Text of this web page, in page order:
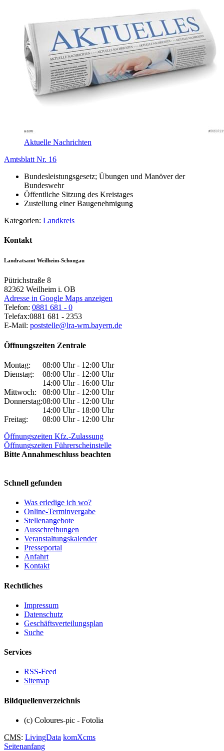
Aktuelle Nachrichten
Amtsblatt Nr. 16
Bundesleistungsgesetz; Übungen und Manöver der
Bundeswehr
Öffentliche Sitzung des Kreistages
Zustellung einer Baugenehmigung
Kategorien: Landkreis
Kontakt
Landratsamt Weilheim-Schongau
Pütrichstraße 8
82362 Weilheim i. OB
Adresse in Google Maps anzeigen
Telefon: 0881 681 - 0
Telefax:0881 681 - 2353
E-Mail: poststelle@lra-wm.bayern.de
Öffnungszeiten Zentrale
Montag:
08:00 Uhr - 12:00 Uhr
Dienstag:
08:00 Uhr - 12:00 Uhr
14:00 Uhr - 16:00 Uhr
Mittwoch:
08:00 Uhr - 12:00 Uhr
Donnerstag:08:00 Uhr - 12:00 Uhr
14:00 Uhr - 18:00 Uhr
Freitag:
08:00 Uhr - 12:00 Uhr
Öffnungszeiten Kfz.-Zulassung
Öffnungszeiten Führerscheinstelle
Bitte Annahmeschluss beachten
Schnell gefunden
Was erledige ich wo?
Online-Terminvergabe
Stellenangebote
Ausschreibungen
Veranstaltungskalender
Presseportal
Anfahrt
Kontakt
Rechtliches
Impressum
Datenschutz
Geschäftsverteilungsplan
Suche
Services
RSS-Feed
Sitemap
Bildquellenverzeichnis
(c) Coloures-pic - Fotolia
CMS: LivingData komXcms
Seitenanfang